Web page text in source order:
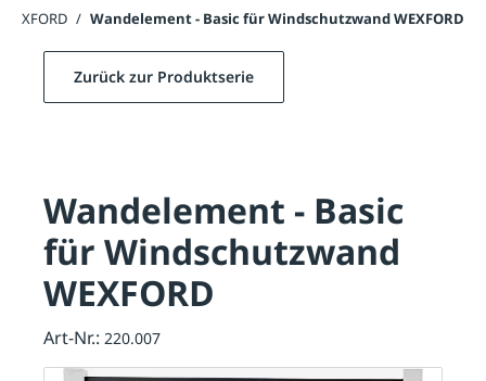
/ Wandelement - Basic für Windschutzwand WEXFORD
Zurück zur Produktserie
Wandelement - Basic
für Windschutzwand
WEXFORD
Art-Nr.: 220.007